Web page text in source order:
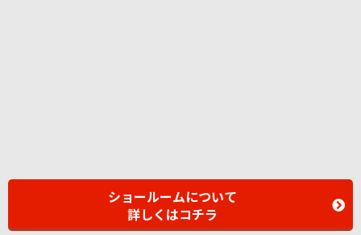
ショールームについて
詳しくはコチラ